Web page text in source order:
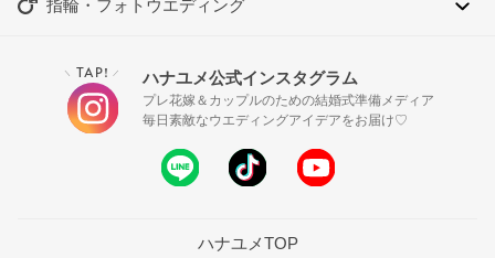
指輪・フォトウエディング
＼ TAP! ／ ハナユメ公式インスタグラム
プレ花嫁＆カップルのための結婚式準備メディア
毎日素敵なウエディングアイデアをお届け♡
ハナユメTOP